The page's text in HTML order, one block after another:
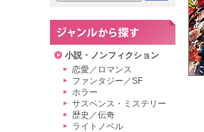
小説・ノンフィクション
恋愛／ロマンス
ファンタジー／SF
ホラー
サスペンス・ミステリー
歴史／伝奇
ライトノベル